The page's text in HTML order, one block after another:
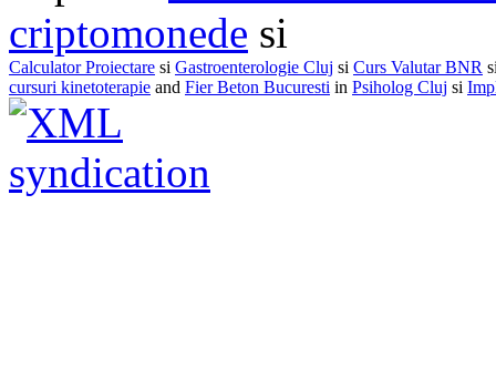
criptomonede si
Calculator Proiectare si Gastroenterologie Cluj si Curs Valutar BNR
cursuri kinetoterapie and Fier Beton Bucuresti in Psiholog Cluj si